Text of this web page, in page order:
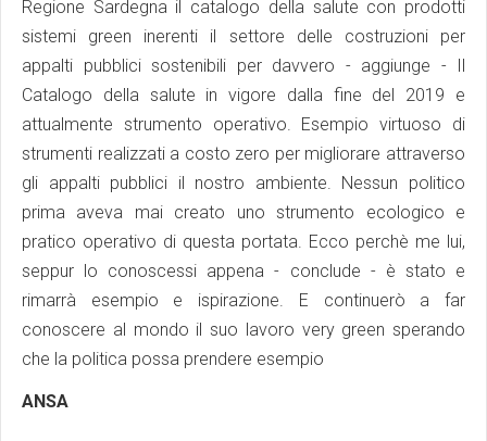
Regione Sardegna il catalogo della salute con prodotti
sistemi green inerenti il settore delle costruzioni per
appalti pubblici sostenibili per davvero - aggiunge - Il
Catalogo della salute in vigore dalla fine del 2019 e
attualmente strumento operativo. Esempio virtuoso di
strumenti realizzati a costo zero per migliorare attraverso
gli appalti pubblici il nostro ambiente. Nessun politico
prima aveva mai creato uno strumento ecologico e
pratico operativo di questa portata. Ecco perchè me lui,
seppur lo conoscessi appena - conclude - è stato e
rimarrà esempio e ispirazione. E continuerò a far
conoscere al mondo il suo lavoro very green sperando
che la politica possa prendere esempio
ANSA